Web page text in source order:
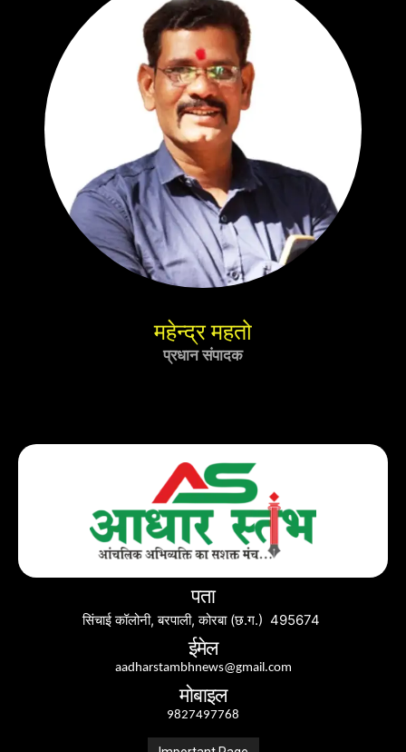
महेन्द्र महतो
प्रधान संपादक
पता
सिंचाई कॉलोनी, बरपाली, कोरबा (छ.ग.) 495674
ईमेल
aadharstambhnews@gmail.com
मोबाइल
9827497768